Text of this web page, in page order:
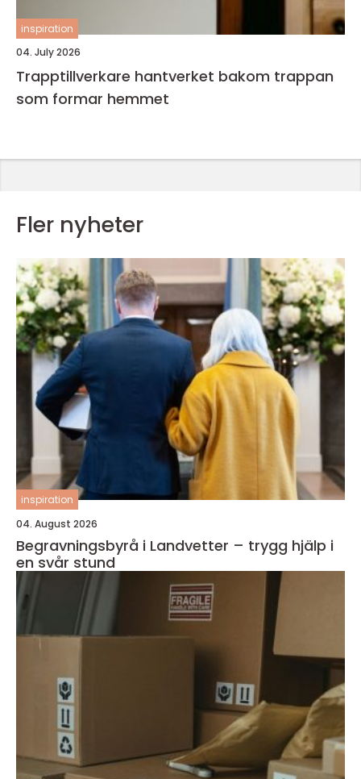
inspiration
04. July 2026
Trapptillverkare hantverket bakom trappan
som formar hemmet
Fler nyheter
inspiration
04. August 2026
Begravningsbyrå i Landvetter – trygg hjälp i
en svår stund